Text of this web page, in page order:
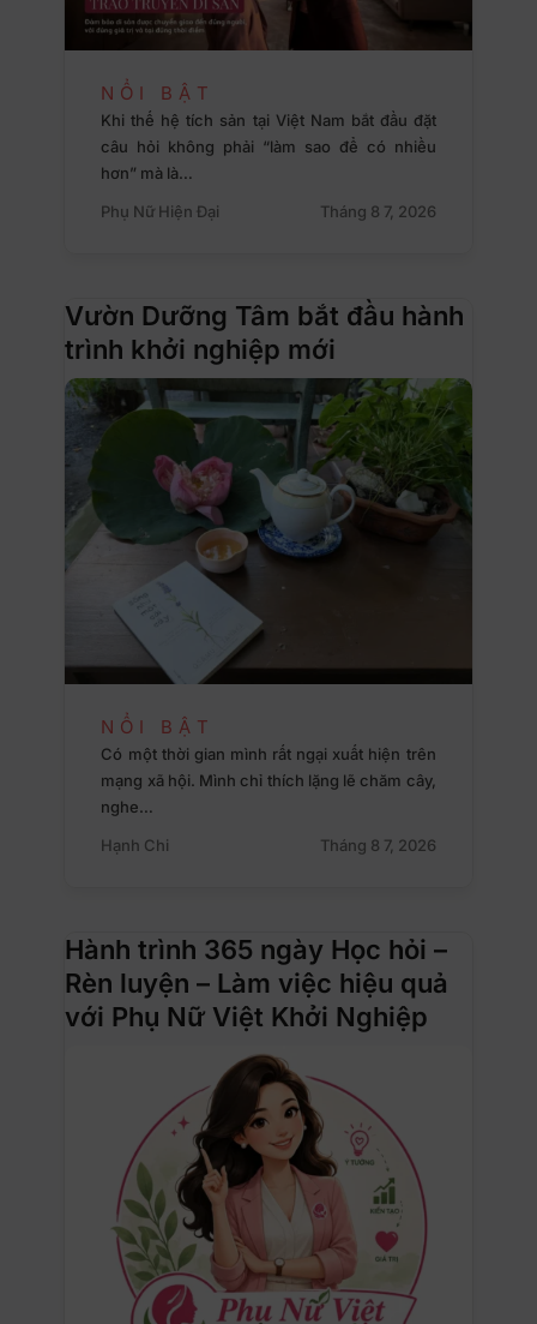
NỔI BẬT
Khi thế hệ tích sản tại Việt Nam bắt đầu đặt
câu hỏi không phải “làm sao để có nhiều
hơn” mà là…
Phụ Nữ Hiện Đại
Tháng 8 7, 2026
Vườn Dưỡng Tâm bắt đầu hành
trình khởi nghiệp mới
NỔI BẬT
Có một thời gian mình rất ngại xuất hiện trên
mạng xã hội. Mình chỉ thích lặng lẽ chăm cây,
nghe…
Hạnh Chi
Tháng 8 7, 2026
Hành trình 365 ngày Học hỏi –
Rèn luyện – Làm việc hiệu quả
với Phụ Nữ Việt Khởi Nghiệp